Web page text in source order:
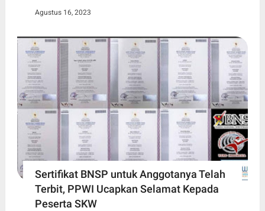
Agustus 16, 2023
Sertifikat BNSP untuk Anggotanya Telah
Terbit, PPWI Ucapkan Selamat Kepada
Peserta SKW